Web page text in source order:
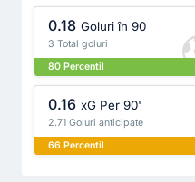
0.18 Goluri în 90
3 Total goluri
80 Percentil
0.16 xG Per 90'
2.71 Goluri anticipate
66 Percentil